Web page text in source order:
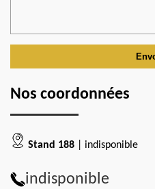
Nos coordonnées
Stand 188 | indisponible
indisponible